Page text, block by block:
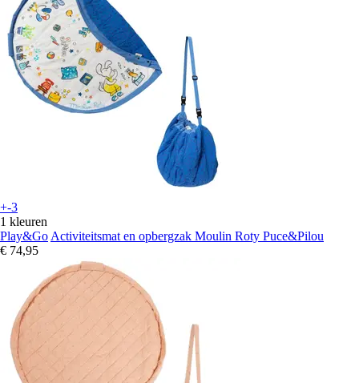
+-3
1 kleuren
Play&Go Activiteitsmat en opbergzak Moulin Roty Puce&Pilou
€ 74,95